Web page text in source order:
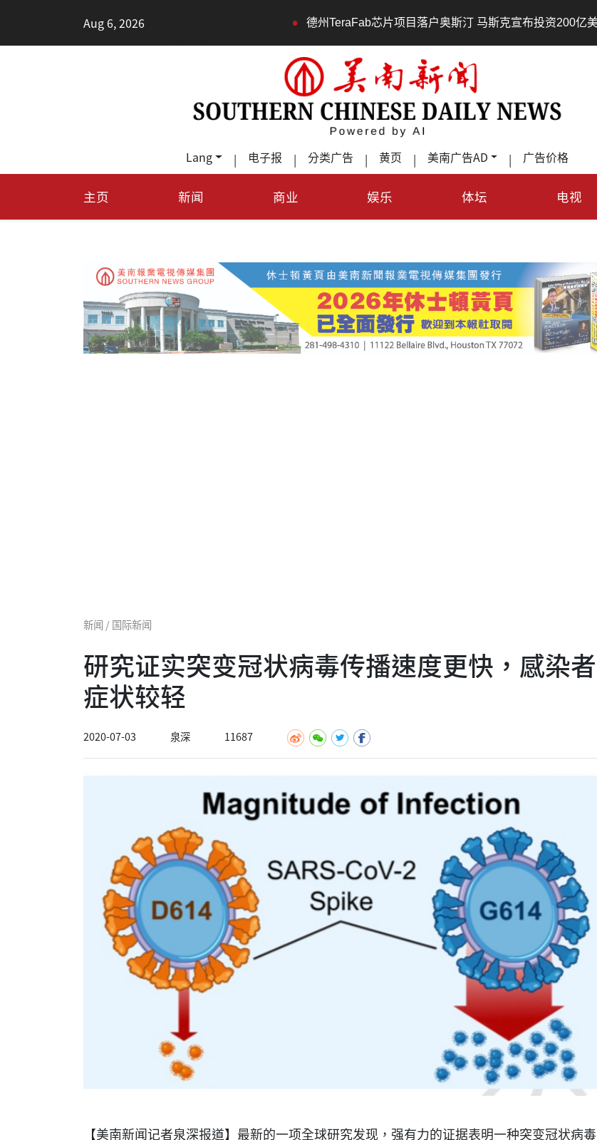
Aug 6, 2026 德州TeraFab芯片项目落户奥斯汀 马斯克宣布投资200亿美元建设AI芯片制造基地
Lang | 电子报 | 分类广告 | 黄页 | 美南广告AD | 广告价格
主页 新闻 商业 娱乐 体坛 电视
新闻 / 国际新闻
研究证实突变冠状病毒传播速度更快，感染者
症状较轻
2020-07-03 泉深 11687
【美南新闻记者泉深报道】最新的一项全球研究发现，强有力的证据表明一种突变冠状病毒